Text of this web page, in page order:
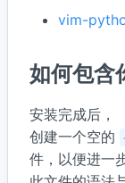
vim-
如何包含
安装完成后，
创建一个空的
件，以便进一